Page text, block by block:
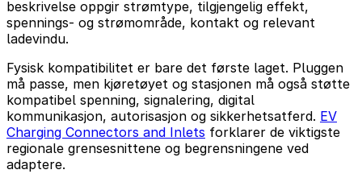
beskrivelse oppgir strømtype, tilgjengelig effekt,
spennings- og strømområde, kontakt og relevant
ladevindu.
Fysisk kompatibilitet er bare det første laget. Pluggen
må passe, men kjøretøyet og stasjonen må også støtte
kompatibel spenning, signalering, digital
kommunikasjon, autorisasjon og sikkerhetsatferd. EV
Charging Connectors and Inlets forklarer de viktigste
regionale grensesnittene og begrensningene ved
adaptere.